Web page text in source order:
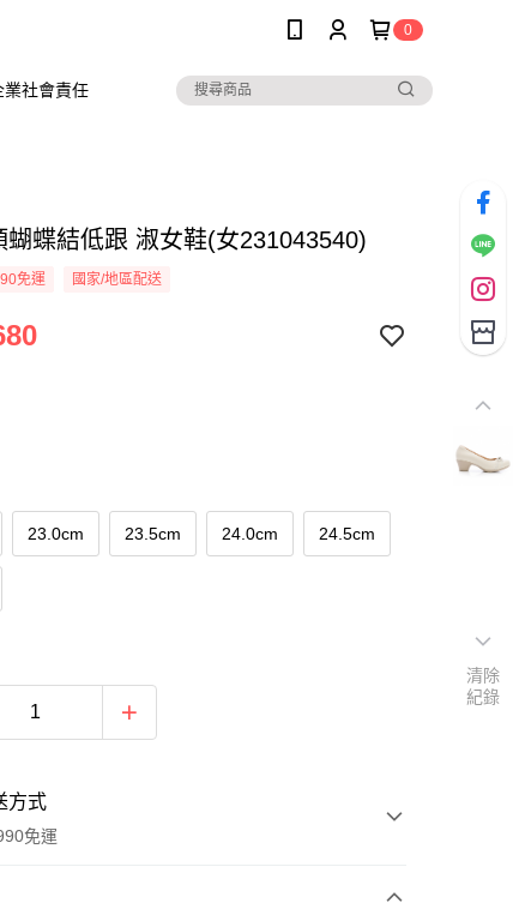
0
業社會責任
蝴蝶結低跟 淑女鞋(女231043540)
免運 國家/地區配送
23.0cm 23.5cm 24.0cm 24.5cm
方式
免運
清除
紀錄